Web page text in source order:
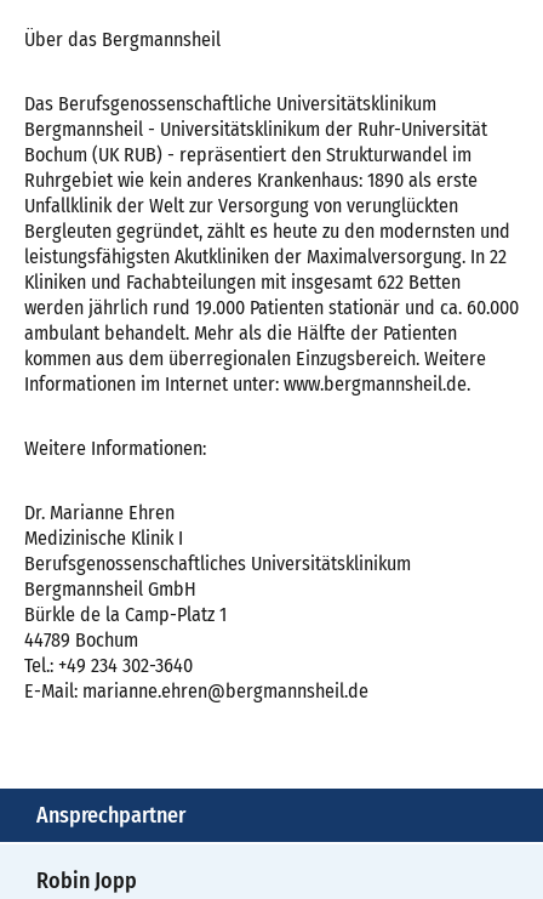
Über das Bergmannsheil
Das Berufsgenossenschaftliche Universitätsklinikum
Bergmannsheil - Universitätsklinikum der Ruhr-Universität
Bochum (UK RUB) - repräsentiert den Strukturwandel im
Ruhrgebiet wie kein anderes Krankenhaus: 1890 als erste
Unfallklinik der Welt zur Versorgung von verunglückten
Bergleuten gegründet, zählt es heute zu den modernsten und
leistungsfähigsten Akutkliniken der Maximalversorgung. In 22
Kliniken und Fachabteilungen mit insgesamt 622 Betten
werden jährlich rund 19.000 Patienten stationär und ca. 60.000
ambulant behandelt. Mehr als die Hälfte der Patienten
kommen aus dem überregionalen Einzugsbereich. Weitere
Informationen im Internet unter: www.bergmannsheil.de.
Weitere Informationen:
Dr. Marianne Ehren
Medizinische Klinik I
Berufsgenossenschaftliches Universitätsklinikum
Bergmannsheil GmbH
Bürkle de la Camp-Platz 1
44789 Bochum
Tel.: +49 234 302-3640
E-Mail: marianne.ehren@bergmannsheil.de
Ansprechpartner
Robin Jopp